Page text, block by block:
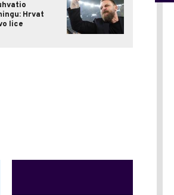
Hrvat
lice